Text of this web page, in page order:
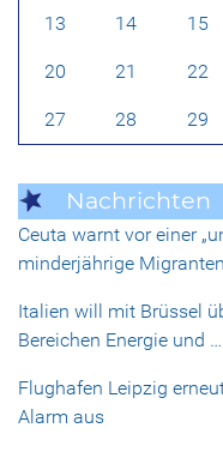
13 14 15
20 21 22
27 28 29
Nachrichten
Ceuta warnt vor einer
minderjährige Migranten
Italien will mit Brüssel
Bereichen Energie und …
Flughafen Leipzig
Alarm aus